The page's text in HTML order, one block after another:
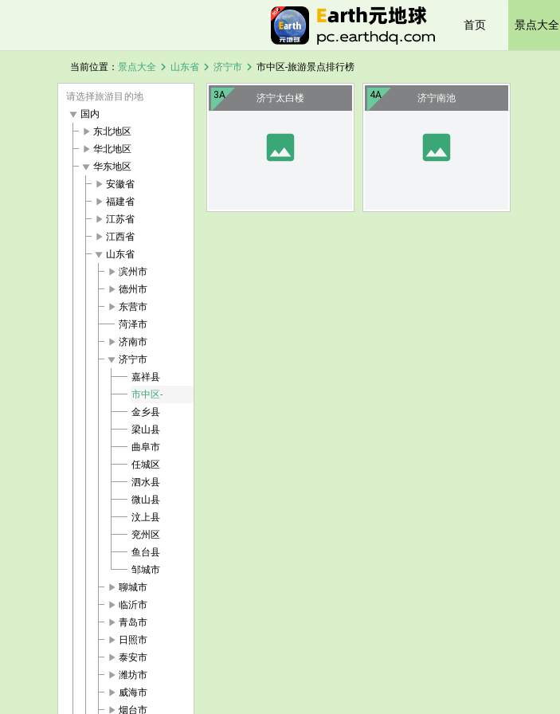
首页 景点大全
当前位置： 景点大全 chevron_right 山东省 chevron_right 济宁市 chevron_right 市中区-旅游景点排行榜
请选择旅游目的地
play_arrow 国内
play_arrow 东北地区
play_arrow 华北地区
play_arrow 华东地区
play_arrow 安徽省
play_arrow 福建省
play_arrow 江苏省
play_arrow 江西省
play_arrow 山东省
play_arrow 滨州市
play_arrow 德州市
play_arrow 东营市
菏泽市
play_arrow 济南市
play_arrow 济宁市
嘉祥县
市中区-
金乡县
梁山县
曲阜市
任城区
泗水县
微山县
汶上县
兖州区
鱼台县
邹城市
play_arrow 聊城市
play_arrow 临沂市
play_arrow 青岛市
play_arrow 日照市
play_arrow 泰安市
play_arrow 潍坊市
play_arrow 威海市
play_arrow 烟台市
3A
image
济宁太白楼 4A
image
济宁南池